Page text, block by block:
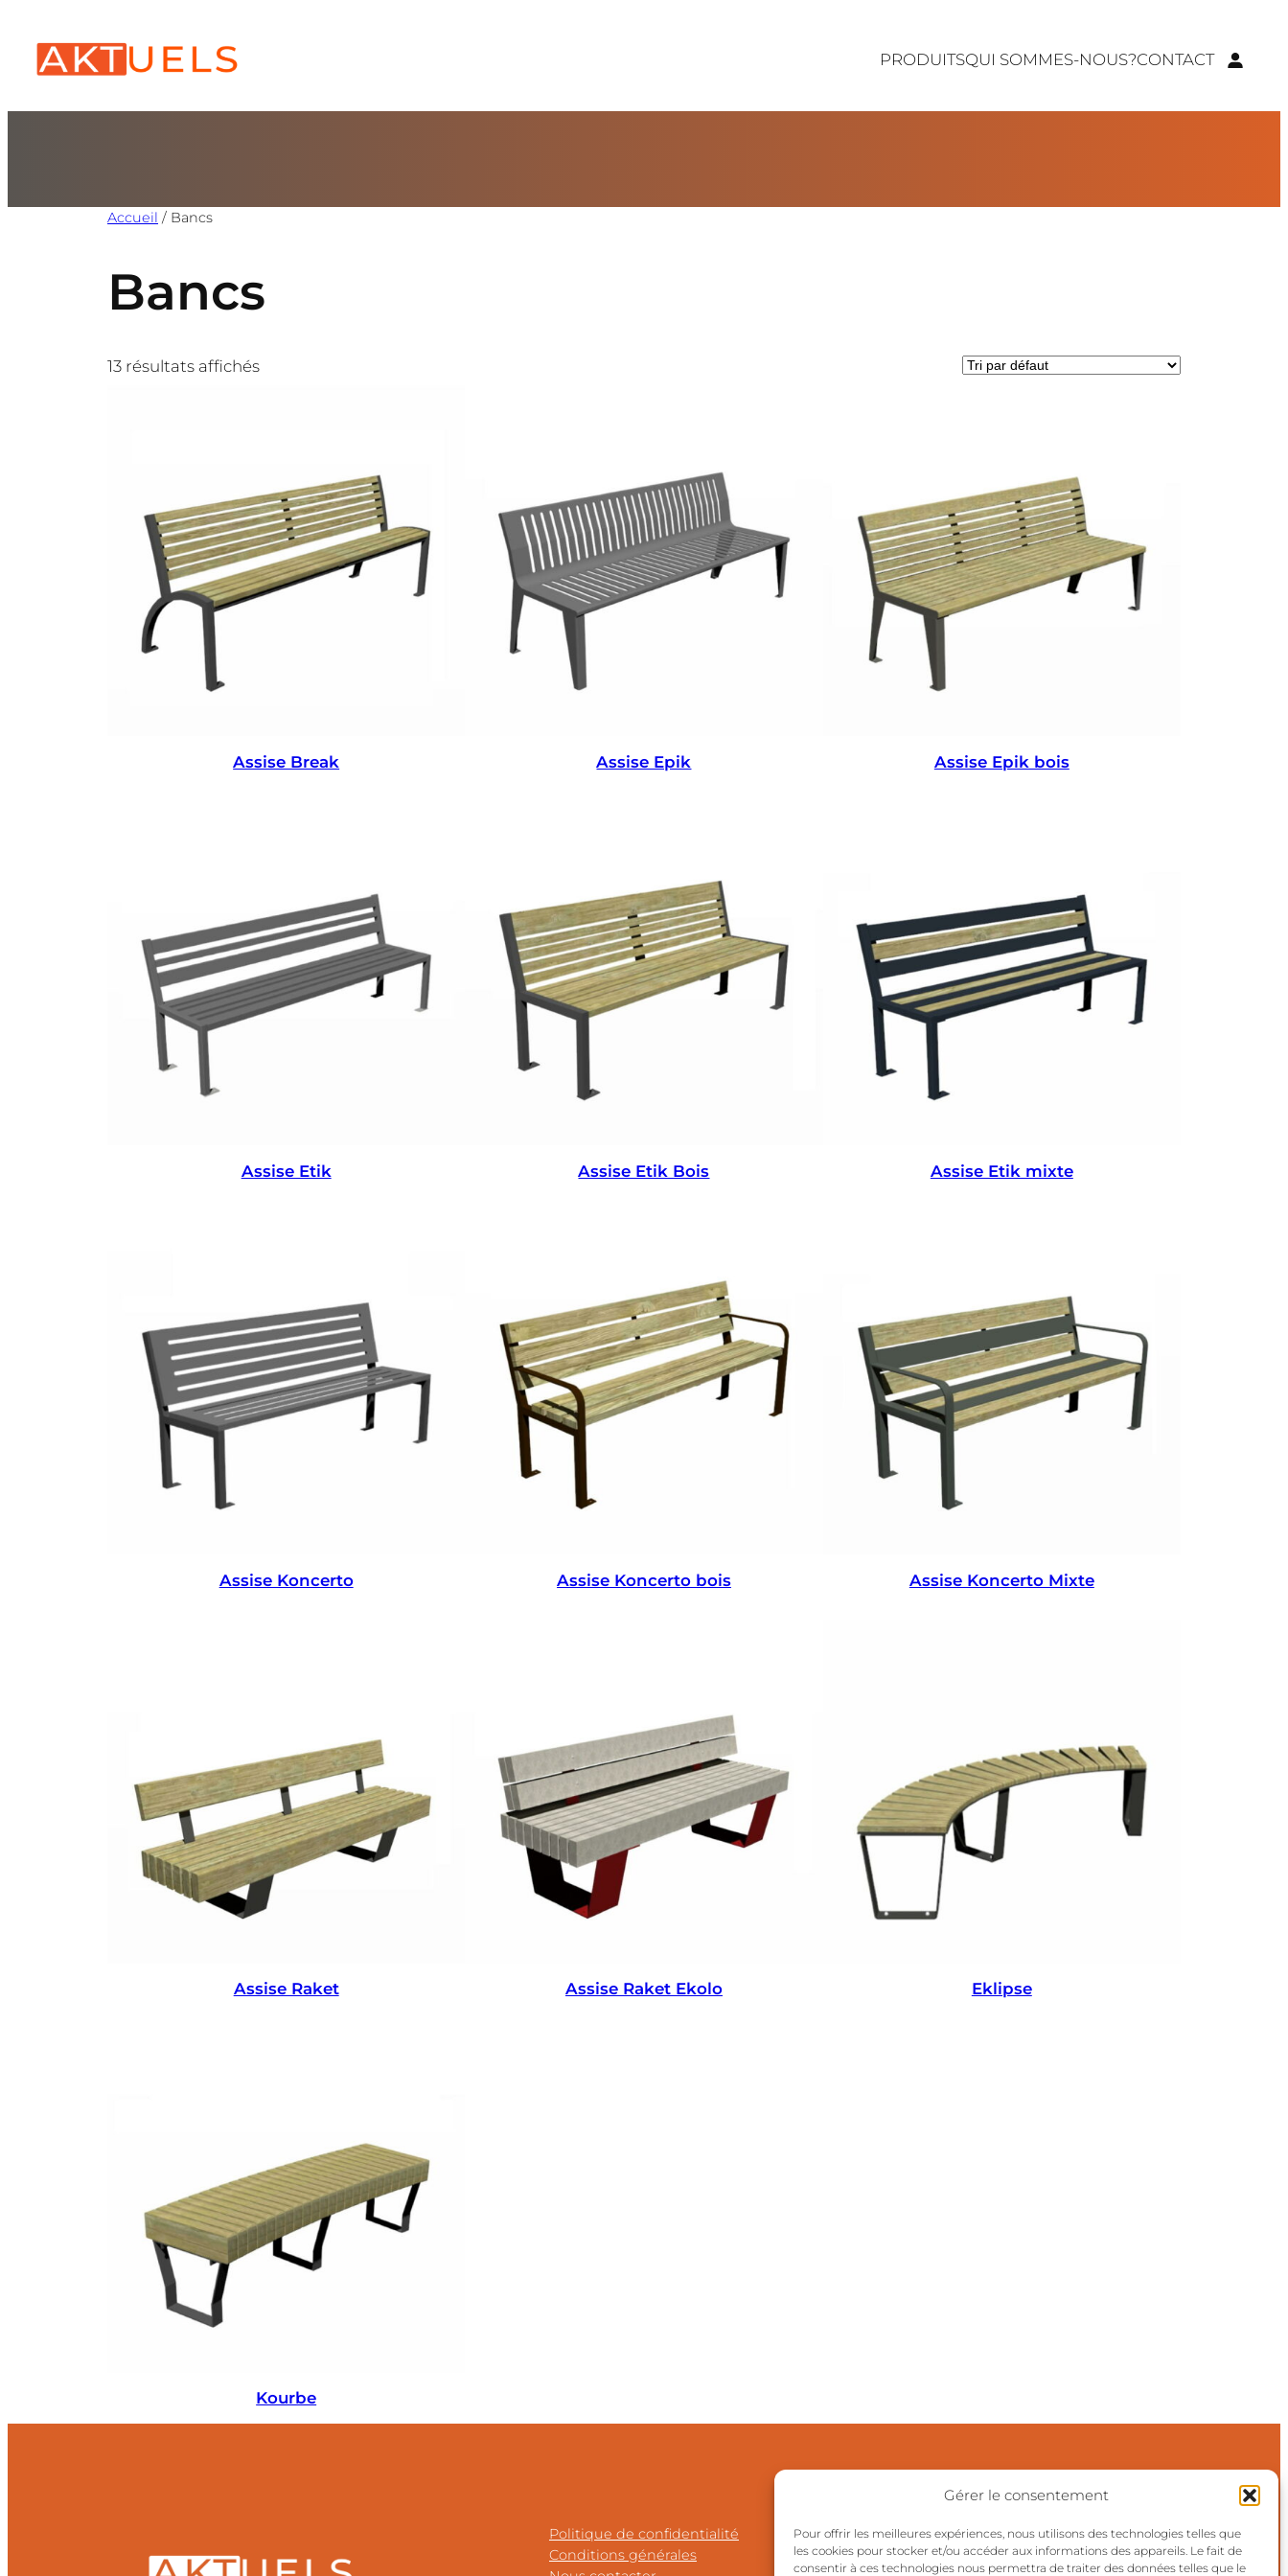
Gérer le consentement
Pour offrir les meilleures expériences, nous utilisons des technologies telles que
les cookies pour stocker et/ou accéder aux informations des appareils. Le fait de
consentir à ces technologies nous permettra de traiter des données telles que le
PRODUITSQUI SOMMES-NOUS?CONTACT
Accueil / Bancs
Bancs
13 résultats affichés
Assise Break Assise Epik Assise Epik bois
Assise Etik Assise Etik Bois Assise Etik mixte
Assise Koncerto Assise Koncerto bois Assise Koncerto Mixte
Assise Raket Assise Raket Ekolo Eklipse
Kourbe
Politique de confidentialité
Conditions générales
©2024 Aktuels